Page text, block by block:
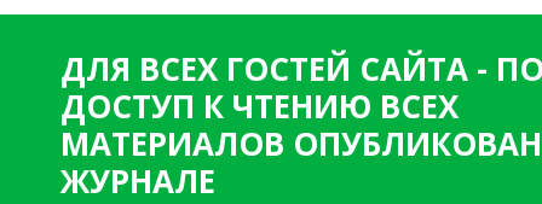
ДЛЯ ВСЕХ ГОСТЕЙ САЙТА -
ДОСТУП К ЧТЕНИЮ ВСЕХ
МАТЕРИАЛОВ
ЖУРНАЛЕ